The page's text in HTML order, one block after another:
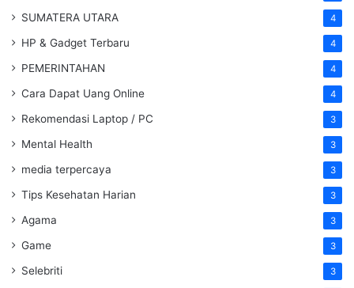
SUMATERA UTARA 4
HP & Gadget Terbaru 4
PEMERINTAHAN 4
Cara Dapat Uang Online 4
Rekomendasi Laptop / PC 3
Mental Health 3
media terpercaya 3
Tips Kesehatan Harian 3
Agama 3
Game 3
Selebriti 3